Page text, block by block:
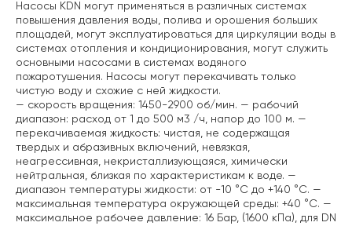
Насосы KDN могут применяться в различных системах
повышения давления воды, полива и орошения больших
площадей, могут эксплуатироваться для циркуляции воды в
системах отопления и кондиционирования, могут служить
основными насосами в системах водяного
пожаротушения. Насосы могут перекачивать только
чистую воду и схожие с ней жидкости.
— скорость вращения: 1450-2900 об/мин. — рабочий
диапазон: расход от 1 до 500 м3 /ч, напор до 100 м. —
перекачиваемая жидкость: чистая, не содержащая
твердых и абразивных включений, невязкая,
неагрессивная, некристаллизующаяся, химически
нейтральная, близкая по характеристикам к воде. —
диапазон температуры жидкости: от -10 °C до +140 °C. —
максимальная температура окружающей среды: +40 °C. —
максимальное рабочее давление: 16 Бар, (1600 кПа), для DN